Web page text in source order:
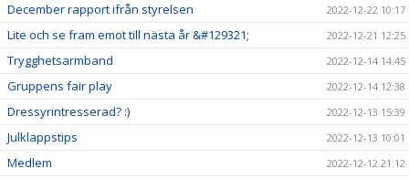
December rapport ifrån styrelsen 2022-12-22 10:17
Lite och se fram emot till nästa år &#129321; 2022-12-21 12:25
Trygghetsarmband 2022-12-14 14:45
Gruppens fair play 2022-12-14 12:38
Dressyrintresserad? :) 2022-12-13 15:39
Julklappstips 2022-12-13 10:01
Medlem 2022-12-12 21:12